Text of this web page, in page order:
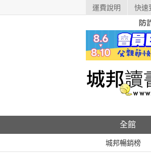
運費說明 快速
全館
城邦暢銷榜